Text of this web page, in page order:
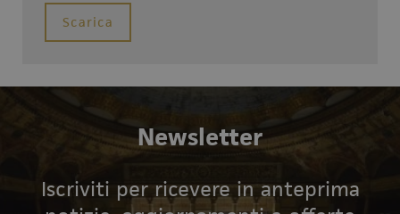
Scarica
Newsletter
Iscriviti per ricevere in anteprima